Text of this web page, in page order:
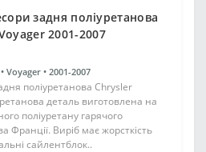
задня поліуретанова
2001-2007
Voyager • 2001-2007
поліуретанова Chrysler
деталь виготовлена на
поліуретану гарячого
Франції. Виріб має жорсткість
сайлентблок..